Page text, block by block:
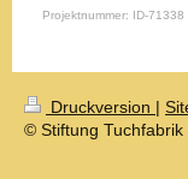
Projektnummer: ID-71338
Druckversion |
© Stiftung Tuchfabrik